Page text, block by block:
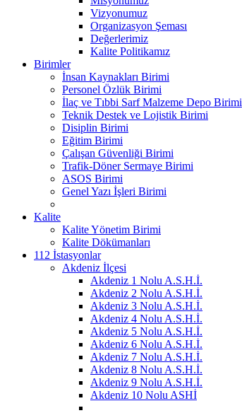
Vizyonumuz
Organizasyon Şeması
Değerlerimiz
Kalite Politikamız
Birimler
İnsan Kaynakları Birimi
Personel Özlük Birimi
İlaç ve Tıbbi Sarf Malzeme Depo Birimi
Teknik Destek ve Lojistik Birimi
Disiplin Birimi
Eğitim Birimi
Çalışan Güvenliği Birimi
Trafik-Döner Sermaye Birimi
ASOS Birimi
Genel Yazı İşleri Birimi
Kalite
Kalite Yönetim Birimi
Kalite Dökümanları
112 İstasyonlar
Akdeniz İlçesi
Akdeniz 1 Nolu A.S.H.İ.
Akdeniz 2 Nolu A.S.H.İ.
Akdeniz 3 Nolu A.S.H.İ.
Akdeniz 4 Nolu A.S.H.İ.
Akdeniz 5 Nolu A.S.H.İ.
Akdeniz 6 Nolu A.S.H.İ.
Akdeniz 7 Nolu A.S.H.İ.
Akdeniz 8 Nolu A.S.H.İ.
Akdeniz 9 Nolu A.S.H.İ.
Akdeniz 10 Nolu ASHİ